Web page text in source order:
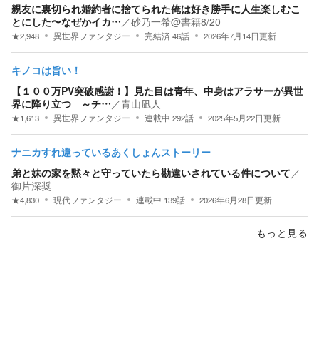
親友に裏切られ婚約者に捨てられた俺は好き勝手に人生楽しむこ
とにした〜なぜかイカ… ／砂乃一希@書籍8/20
★2,948 異世界ファンタジー 完結済46話 2026年7月14日更新
キノコは旨い！
【１００万PV突破感謝！】見た目は青年、中身はアラサーが異世
界に降り立つ ～チ… ／青山凪人
★1,613 異世界ファンタジー 連載中 292話 2025年5月22日更新
ナニカすれ違っているあくしょんストーリー
弟と妹の家を黙々と守っていたら勘違いされている件について ／
御片深奨
★4,830 現代ファンタジー 連載中 139話 2026年6月28日更新
もっと見る